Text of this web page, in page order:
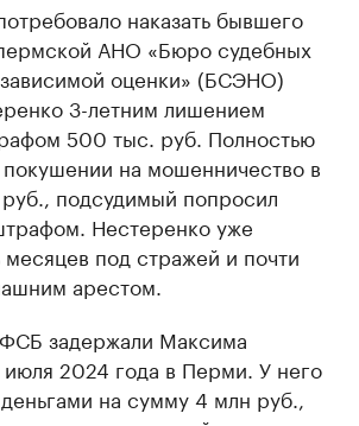
наказать бывшего
АНО «Бюро судебных
оценки» (БСЭНО)
3-летним лишением
500 тыс. руб. Полностью
покушении на мошенничество в
подсудимый попросил
Нестеренко уже
месяцев под стражей и почти
арестом.
задержали Максима
2024 года в Перми. У него
на сумму 4 млн руб.,